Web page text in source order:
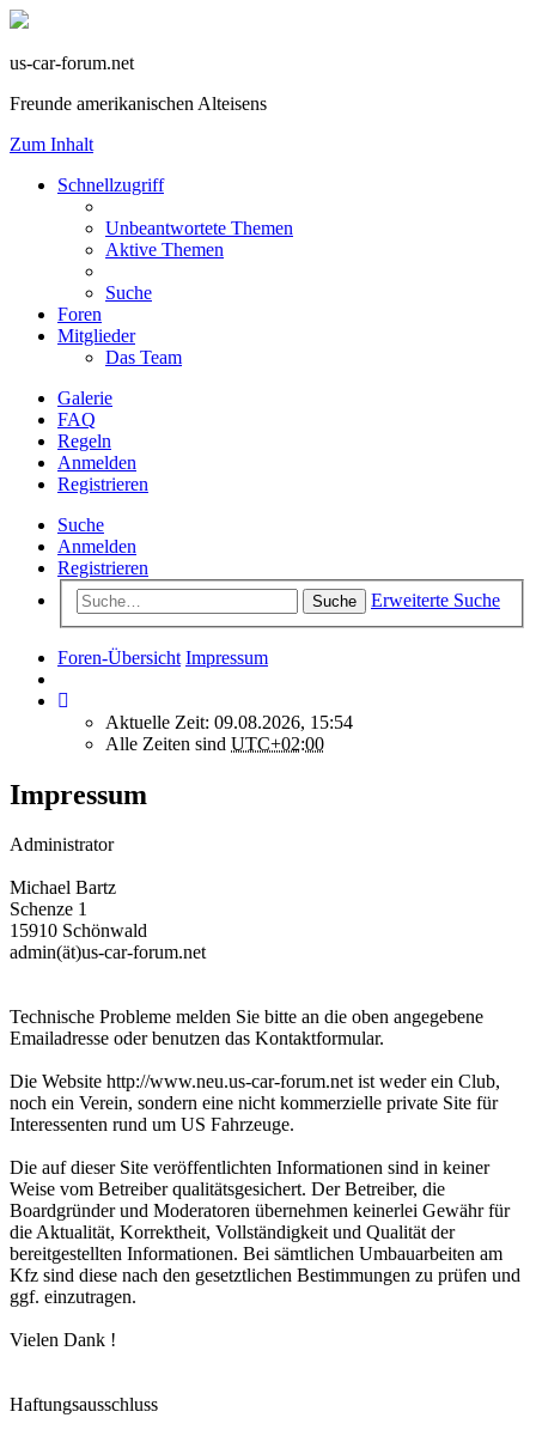
us-car-forum.net
Freunde amerikanischen Alteisens
Zum Inhalt
Schnellzugriff
Unbeantwortete Themen
Aktive Themen
Suche
Foren
Mitglieder
Das Team
Galerie
FAQ
Regeln
Anmelden
Registrieren
Suche
Anmelden
Registrieren
Suche Erweiterte Suche
Foren-Übersicht Impressum
Aktuelle Zeit: 09.08.2026, 15:54
Alle Zeiten sind UTC+02:00
Impressum
Administrator
Michael Bartz
Schenze 1
15910 Schönwald
admin(ät)us-car-forum.net
Technische Probleme melden Sie bitte an die oben angegebene
Emailadresse oder benutzen das Kontaktformular.
Die Website http://www.neu.us-car-forum.net ist weder ein Club,
noch ein Verein, sondern eine nicht kommerzielle private Site für
Interessenten rund um US Fahrzeuge.
Die auf dieser Site veröffentlichten Informationen sind in keiner
Weise vom Betreiber qualitätsgesichert. Der Betreiber, die
Boardgründer und Moderatoren übernehmen keinerlei Gewähr für
die Aktualität, Korrektheit, Vollständigkeit und Qualität der
bereitgestellten Informationen. Bei sämtlichen Umbauarbeiten am
Kfz sind diese nach den gesetztlichen Bestimmungen zu prüfen und
ggf. einzutragen.
Vielen Dank !
Haftungsausschluss